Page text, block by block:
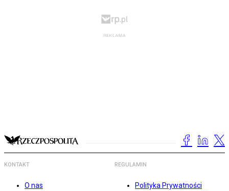
KONTAKT
O nas
REGULAMIN
Polityka Prywatności